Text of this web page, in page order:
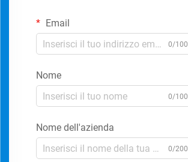
Email
0/100
Nome
0/100
Nome dell'azienda
0/200